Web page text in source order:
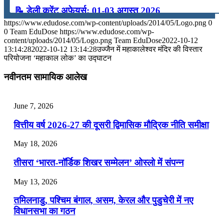
📝 डेली करेंट अफेयर्स: 01-03 अगस्त 2026
July 31, 2026
📝 डेली करेंट अफेयर्स: 28-31 जुलाई 2026
July 25, 2026
📝 डेली करेंट अफेयर्स: 22-24 जुलाई 2026
July 22, 2026
📝 डेली करेंट अफेयर्स: 19-21 जुलाई 2026
July 19, 2026
📝 डेली करेंट अफेयर्स: 16-18 जुलाई 2026
https://www.edudose.com/wp-content/uploads/2014/05/Logo.png 0
0 Team EduDose https://www.edudose.com/wp-
content/uploads/2014/05/Logo.png Team EduDose2022-10-12
13:14:282022-10-12 13:14:28उज्जैन में महाकालेश्वर मंदिर की विस्तार
परियोजना ‘महाकाल लोक’ का उद्घाटन
नवीनतम सामायिक आलेख
June 7, 2026
वित्तीय वर्ष 2026-27 की दूसरी द्विमासिक मौद्रिक नीति समीक्षा
May 18, 2026
तीसरा ‘भारत-नॉर्डिक शिखर सम्मेलन’ ओस्लो में संपन्न
May 13, 2026
तमिलनाडु, पश्चिम बंगाल, असम, केरल और पुडुचेरी में नए
विधानसभा का गठन